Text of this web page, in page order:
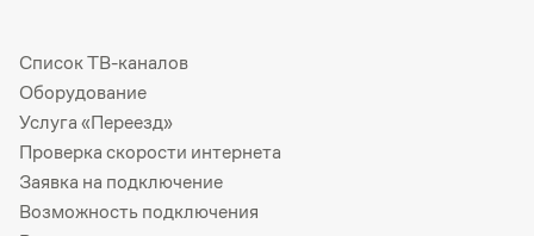
Список ТВ-каналов
Оборудование
Услуга «Переезд»
Проверка скорости интернета
Заявка на подключение
Возможность подключения